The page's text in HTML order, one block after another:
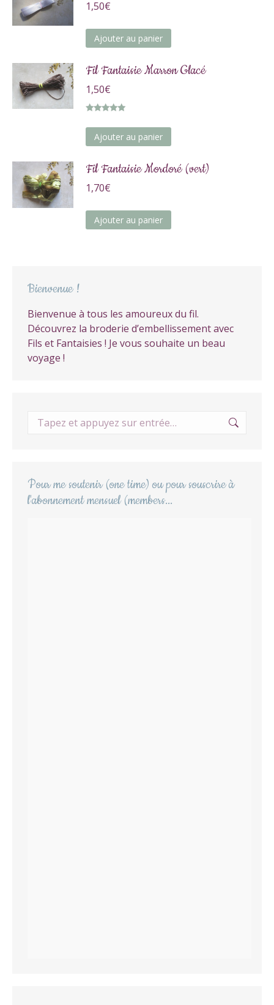
1,50€
Ajouter au panier
Fil Fantaisie Marron Glacé
1,50€
sur 5
Ajouter au panier
Fil Fantaisie Mordoré (vert)
1,70€
Ajouter au panier
Bienvenue !
Bienvenue à tous les amoureux du fil.
Découvrez la broderie d’embellissement avec
Fils et Fantaisies ! Je vous souhaite un beau
voyage !
Recherche
Pour me soutenir (one time) ou pour souscrire à
l'abonnement mensuel (members...